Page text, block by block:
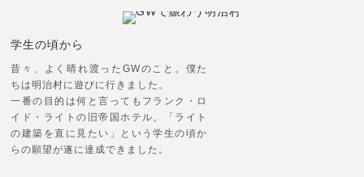
学生の頃から
昔々、よく晴れ渡ったGWのこと。僕た
ちは明治村に遊びに行きました。
一番の目的は何と言ってもフランク・ロ
イド・ライトの旧帝国ホテル。「ライト
の建築を直に見たい」という学生の頃か
らの願望が遂に達成できました。